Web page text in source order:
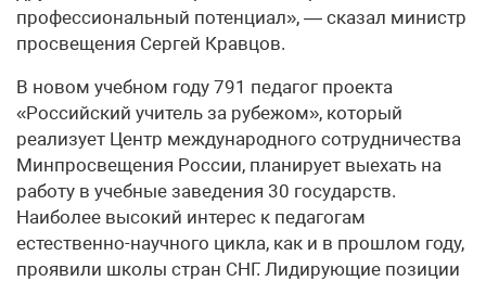
профессиональный потенциал», — сказал министр
просвещения Сергей Кравцов.
В новом учебном году 791 педагог проекта
«Российский учитель за рубежом», который
реализует Центр международного сотрудничества
Минпросвещения России, планирует выехать на
работу в учебные заведения 30 государств.
Наиболее высокий интерес к педагогам
естественно-научного цикла, как и в прошлом году,
проявили школы стран СНГ. Лидирующие позиции